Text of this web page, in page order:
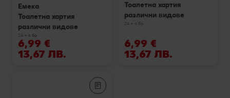
Емека
Тоалетна хартия
различни видове
24 + 6 бр.
6,99 €
13,67 ЛВ.
Тоалетна хартия
различни видове
24 + 6 бр.
6,99 €
13,67 ЛВ.